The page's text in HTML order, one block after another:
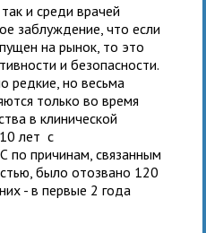
и среди врачей
заблуждение, что если
на рынок, то это
и безопасности.
редкие, но весьма
только во время
в клинической
лет с
по причинам, связанным
было отозвано 120
- в первые 2 года